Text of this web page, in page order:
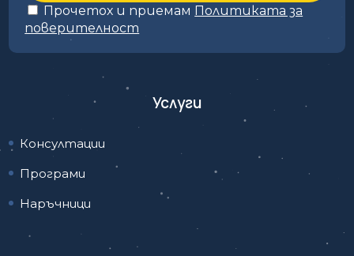
Прочетох и приемам Политиката за
поверителност
Услуги
Консултации
Програми
Наръчници